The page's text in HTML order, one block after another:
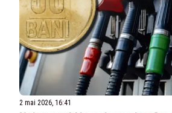
2 mai 2026, 16:41